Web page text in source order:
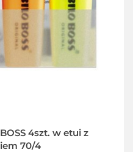
4szt. w etui z
70/4